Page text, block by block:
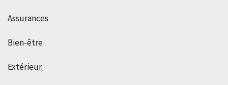
Assurances
Bien-être
Extérieur